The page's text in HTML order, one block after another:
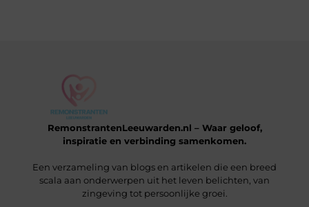
RemonstrantenLeeuwarden.nl – Waar geloof,
inspiratie en verbinding samenkomen.
Een verzameling van blogs en artikelen die een breed
scala aan onderwerpen uit het leven belichten, van
zingeving tot persoonlijke groei.